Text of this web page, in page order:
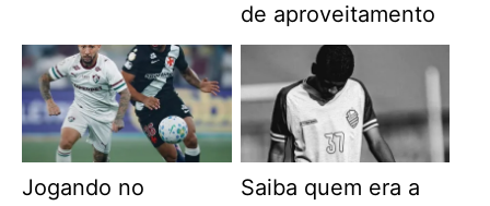
de aproveitamento
Jogando no
Saiba quem era a